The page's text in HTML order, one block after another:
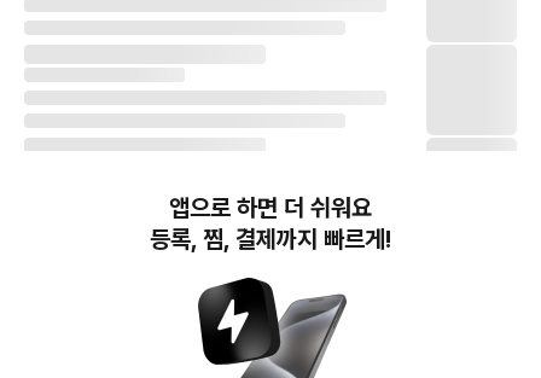
번개장터(주) 사업자정보, 이용약관 및 기타 법적고지
번개장터㈜는 통신판매중개자이며, 통신판매의 당사자가 아닙니다. 전자상거래 등에서의
앱으로 하면 더 쉬워요
등록, 찜, 결제까지 빠르게!